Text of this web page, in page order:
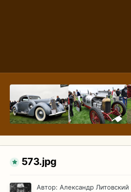
573.jpg
Автор: Александр Литовский